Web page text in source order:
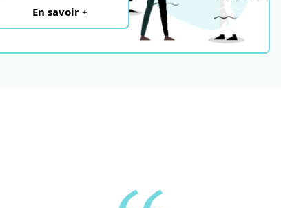
En savoir +